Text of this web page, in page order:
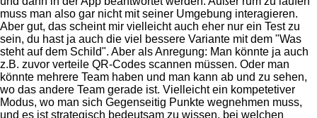
muss man also gar nicht mit seiner Umgebung interagieren.
Aber gut, das scheint mir vielleicht auch eher nur ein Test zu
sein, du hast ja auch die viel bessere Variante mit dem "Was
steht auf dem Schild". Aber als Anregung: Man könnte ja auch
z.B. zuvor verteile QR-Codes scannen müssen. Oder man
könnte mehrere Team haben und man kann ab und zu sehen,
wo das andere Team gerade ist. Vielleicht ein kompetetiver
Modus, wo man sich Gegenseitig Punkte wegnehmen muss,
und es ist strategisch bedeutsam zu wissen, bei welchen